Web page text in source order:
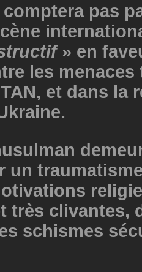
pas
» en
les
et dans la
un
très clivantes,
schismes